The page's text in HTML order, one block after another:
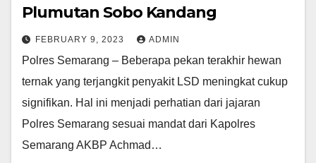
Plumutan Sobo Kandang
FEBRUARY 9, 2023 ADMIN
Polres Semarang – Beberapa pekan terakhir hewan
ternak yang terjangkit penyakit LSD meningkat cukup
signifikan. Hal ini menjadi perhatian dari jajaran
Polres Semarang sesuai mandat dari Kapolres
Semarang AKBP Achmad…